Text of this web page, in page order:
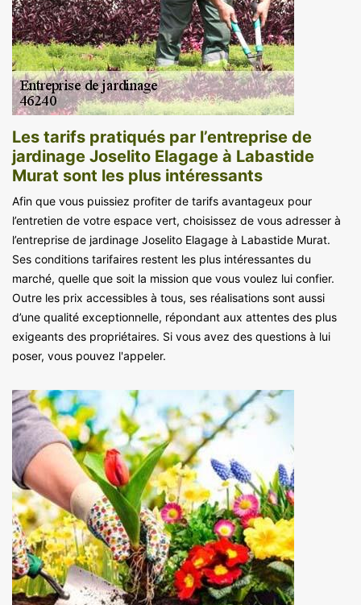
Les tarifs pratiqués par l’entreprise de
jardinage Joselito Elagage à Labastide
Murat sont les plus intéressants
Afin que vous puissiez profiter de tarifs avantageux pour
l’entretien de votre espace vert, choisissez de vous adresser à
l’entreprise de jardinage Joselito Elagage à Labastide Murat.
Ses conditions tarifaires restent les plus intéressantes du
marché, quelle que soit la mission que vous voulez lui confier.
Outre les prix accessibles à tous, ses réalisations sont aussi
d’une qualité exceptionnelle, répondant aux attentes des plus
exigeants des propriétaires. Si vous avez des questions à lui
poser, vous pouvez l'appeler.